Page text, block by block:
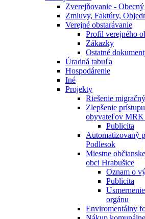
Zverejňovanie -
Zmluvy, Faktúry,
Verejné obstarávanie
Profil verejného
Zákazky
Ostatné
Úradná tabuľa
Hospodárenie
Iné
Projekty
Riešenie
Zlepšenie
obyvateľov MRK
Publicita
Automatizovaný
Podlesok
Miestne
obci Hrabušice
Oznam o
Publicita
orgánu
Enviromentálny